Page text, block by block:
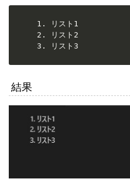
1. リスト1
2. リスト2
3. リスト3
結果